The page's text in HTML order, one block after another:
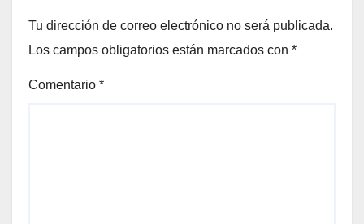
Tu dirección de correo electrónico no será publicada.
Los campos obligatorios están marcados con *
Comentario *